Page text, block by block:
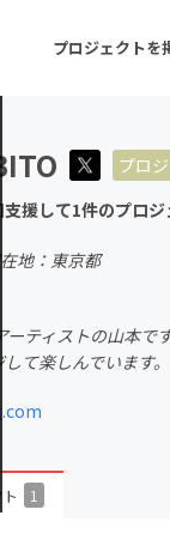
プロジェクトを
ーン 注目の
ゲーム・サービ
プロ
援して1件のプロ
地：東京都
ーティストの山本
て楽しんでいます
ト 1